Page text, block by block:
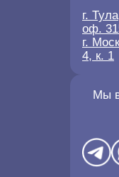
Мы
г.
оф.
г.
4, к. 1